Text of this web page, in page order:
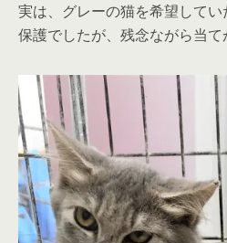
実は、グレーの猫を希望して
保護でしたが、残念ながら当て